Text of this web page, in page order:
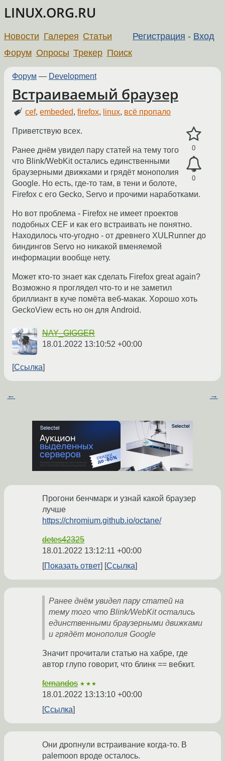
LINUX.ORG.RU
Регистрация - Вход
Новости Галерея Статьи
Форум Опросы Трекер Поиск
Форум — Development
Встраиваемый браузер
cef,embeded,firefox, linux, всё пропало
0
0
Приветствую всех.
Ранее днём увидел пару статей на тему того
что Blink/WebKit остались единственными
браузерными движками и грядёт монополия
Google. Но есть, где-то там, в тени и болоте,
Firefox с его Gecko, Servo и прочими наработками.
Но вот проблема - Firefox не имеет проектов
подобных CEF и как его встраивать не понятно.
Находилось что-угодно - от древнего XULRunner до
биндингов Servo но никакой вменяемой
информации вообще нету.
Может кто-то знает как сделать Firefox great again?
Возможно я проглядел что-то и не заметил
бриллиант в куче помёта веб-макак. Хорошо хоть
GeckoView есть но он для Android.
NAY_GIGGER
18.01.2022 13:10:52 +00:00
Ссылка
← →
Прогони бенчмарк и узнай какой браузер
лучше
https://chromium.github.io/octane/
detes42325
18.01.2022 13:12:11 +00:00
Показать ответ
Ссылка
Ранее днём увидел пару статей на
тему того что Blink/WebKit остались
единственными браузерными движками
и грядёт монополия Google
Значит прочитали статью на хабре, где
автор глупо говорит, что блинк == вебкит.
fernandos ★★★
18.01.2022 13:13:10 +00:00
Ссылка
Они дропнули встраивание когда-то. В
palemoon вроде осталось.